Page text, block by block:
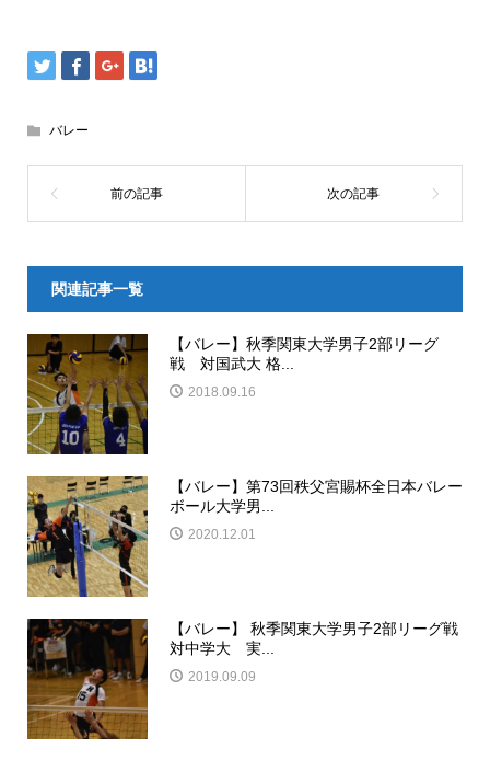
バレー
関連記事一覧
【バレー】秋季関東大学男子2部リーグ
戦 対国武大 格...
2018.09.16
【バレー】第73回秩父宮賜杯全日本バレー
ボール大学男...
2020.12.01
【バレー】 秋季関東大学男子2部リーグ戦
対中学大 実...
2019.09.09